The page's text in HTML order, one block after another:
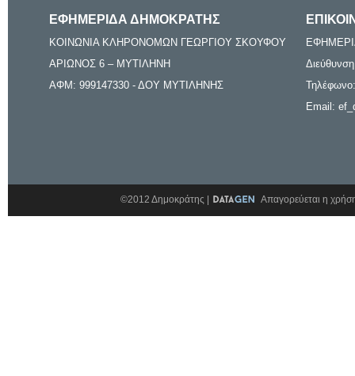
ΕΦΗΜΕΡΙΔΑ ΔΗΜΟΚΡΑΤΗΣ
ΚΟΙΝΩΝΙΑ ΚΛΗΡΟΝΟΜΩΝ ΓΕΩΡΓΙΟΥ ΣΚΟΥΦΟΥ
ΑΡΙΩΝΟΣ 6 – ΜΥΤΙΛΗΝΗ
ΑΦΜ: 999147330 - ΔΟΥ ΜΥΤΙΛΗΝΗΣ
Email:
©2012 Δημοκράτης | Απαγορεύεται η